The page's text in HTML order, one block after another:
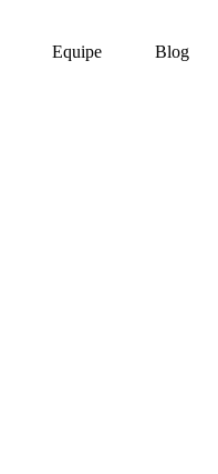
Equipe Blog